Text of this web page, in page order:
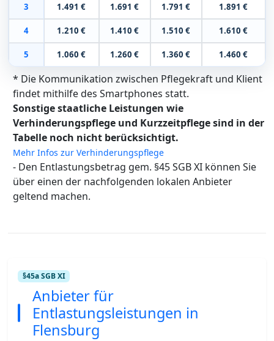
3 1.491 € 1.691 € 1.791 € 1.891 €
4 1.210 € 1.410 € 1.510 € 1.610 €
5 1.060 € 1.260 € 1.360 € 1.460 €
* Die Kommunikation zwischen Pflegekraft und Klient
findet mithilfe des Smartphones statt.
Sonstige staatliche Leistungen wie
Verhinderungspflege und Kurzzeitpflege sind in der
Tabelle noch nicht berücksichtigt.
Mehr Infos zur Verhinderungspflege
- Den Entlastungsbetrag gem. §45 SGB XI können Sie
über einen der nachfolgenden lokalen Anbieter
geltend machen.
§45a SGB XI
Anbieter für
Entlastungsleistungen in
Flensburg